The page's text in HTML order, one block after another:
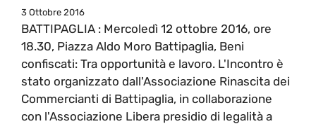
3 Ottobre 2016
BATTIPAGLIA : Mercoledì 12 ottobre 2016, ore
18.30, Piazza Aldo Moro Battipaglia, Beni
confiscati: Tra opportunità e lavoro. L'Incontro è
stato organizzato dall'Associazione Rinascita dei
Commercianti di Battipaglia, in collaborazione
con l'Associazione Libera presidio di legalità a